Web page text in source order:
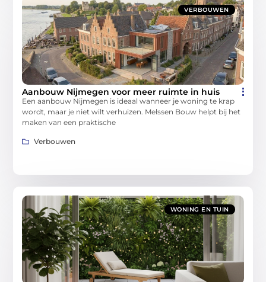
VERBOUWEN
Aanbouw Nijmegen voor meer ruimte in huis
Een aanbouw Nijmegen is ideaal wanneer je woning te krap
wordt, maar je niet wilt verhuizen. Melssen Bouw helpt bij het
maken van een praktische
Verbouwen
WONING EN TUIN